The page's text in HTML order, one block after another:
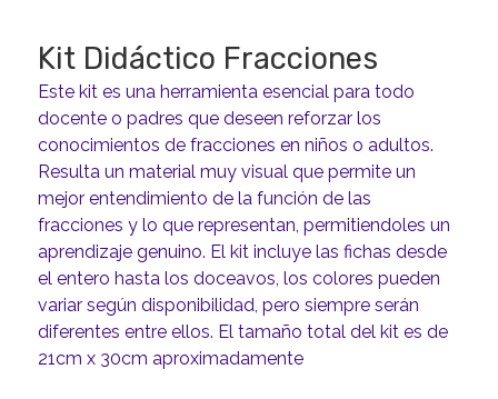
Kit Didáctico Fracciones
Este kit es una herramienta esencial para todo
docente o padres que deseen reforzar los
conocimientos de fracciones en niños o adultos.
Resulta un material muy visual que permite un
mejor entendimiento de la función de las
fracciones y lo que representan, permitiendoles un
aprendizaje genuino. El kit incluye las fichas desde
el entero hasta los doceavos, los colores pueden
variar según disponibilidad, pero siempre serán
diferentes entre ellos. El tamaño total del kit es de
21cm x 30cm aproximadamente